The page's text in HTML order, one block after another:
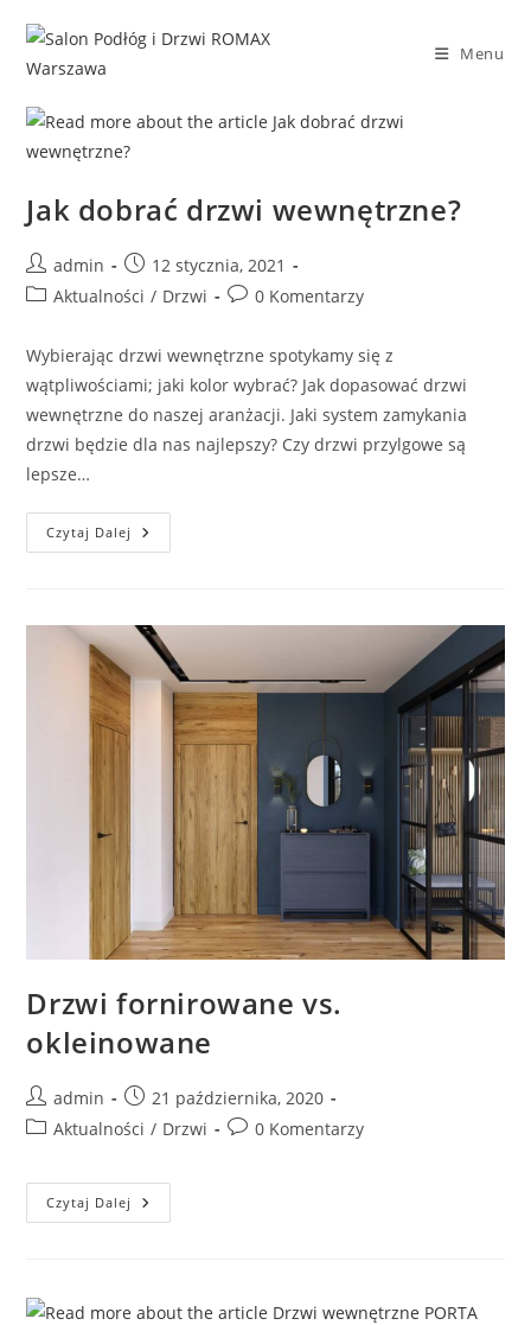
content
Menu
Jak dobrać drzwi wewnętrzne?
Post
author:
admin
Post
published:
12 stycznia, 2021
PostAktualności / Drzwi
Post0 Komentarzy
Wybierając drzwi wewnętrzne spotykamy się z
wątpliwościami; jaki kolor wybrać? Jak dopasować drzwi
wewnętrzne do naszej aranżacji. Jaki system zamykania
drzwi będzie dla nas najlepszy? Czy drzwi przylgowe są
lepsze…
Czytaj Dalej Jak
Dobrać
Drzwi fornirowane vs.
okleinowane
Post
author:
admin
Post
published:
21 października, 2020
PostAktualności / Drzwi
Post0 Komentarzy
Czytaj Dalej Drzwi
Fornirowane